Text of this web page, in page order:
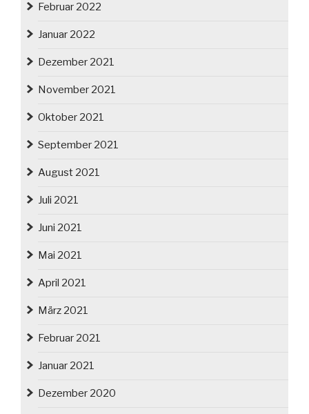
Februar 2022
Januar 2022
Dezember 2021
November 2021
Oktober 2021
September 2021
August 2021
Juli 2021
Juni 2021
Mai 2021
April 2021
März 2021
Februar 2021
Januar 2021
Dezember 2020